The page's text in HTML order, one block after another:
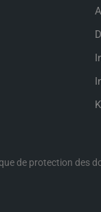
de protection des